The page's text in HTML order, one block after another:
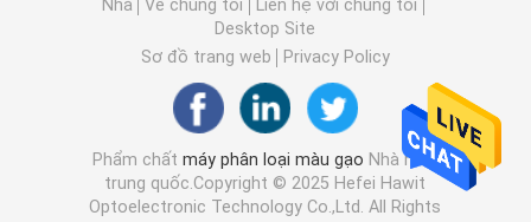
Nhà Về chúng tôi
Liên hệ với chúng tôi
Desktop Site
Sơ đồ trang web
Privacy Policy
Phẩm chấtmáy phân loại màu gạo Nhà máy
trung quốc.Copyright © 2025 Hefei Hawit
Optoelectronic Technology Co.,Ltd. All Rights